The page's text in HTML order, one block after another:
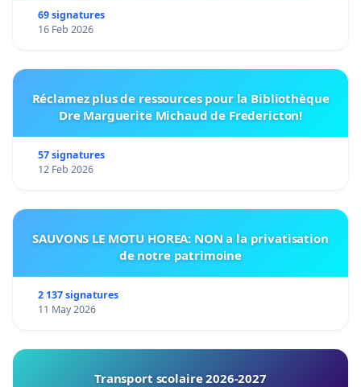
69 signatures
16 Feb 2026
Réclamez plus de ressources pour la Bibliothèque
Dre Marguerite Michaud de Fredericton!
57 signatures
12 Feb 2026
SAUVONS LE MOTU HOREA: NON a la privatisation
de notre patrimoine
2 137 signatures
11 May 2026
Transport scolaire 2026-2027